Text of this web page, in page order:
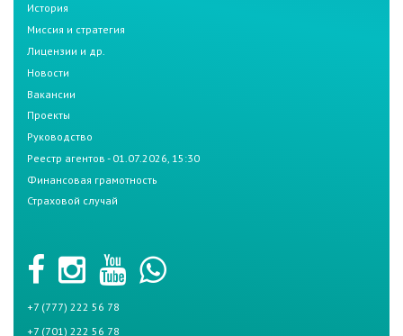
История
Миссия и стратегия
Лицензии и др.
Новости
Вакансии
Проекты
Руководство
Реестр агентов - 01.07.2026, 15:30
Финансовая грамотность
Страховой случай
+7 (777) 222 56 78
+7 (701) 222 56 78